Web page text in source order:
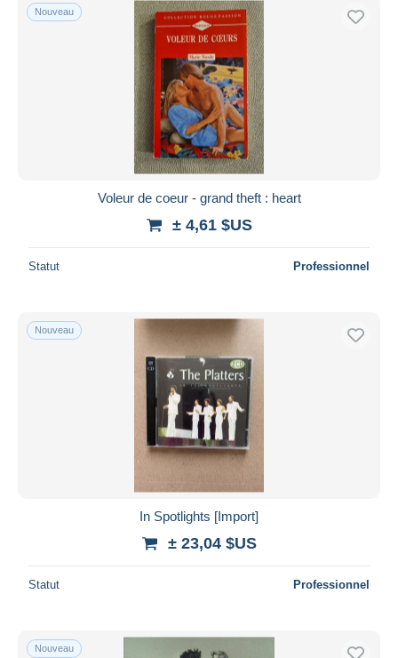
Nouveau
Voleur de coeur - grand theft : heart
± 4,61 $US
Statut Professionnel
Nouveau
In Spotlights [Import]
± 23,04 $US
Statut Professionnel
Nouveau